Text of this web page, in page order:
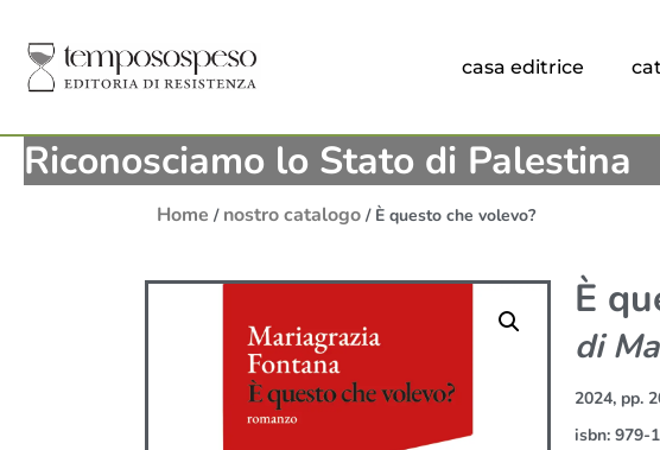
casa editrice
Riconosciamo lo Stato di Palestina
Home / nostro catalogo / È questo che volevo?
È
di
2024, pp.
isbn: 979-